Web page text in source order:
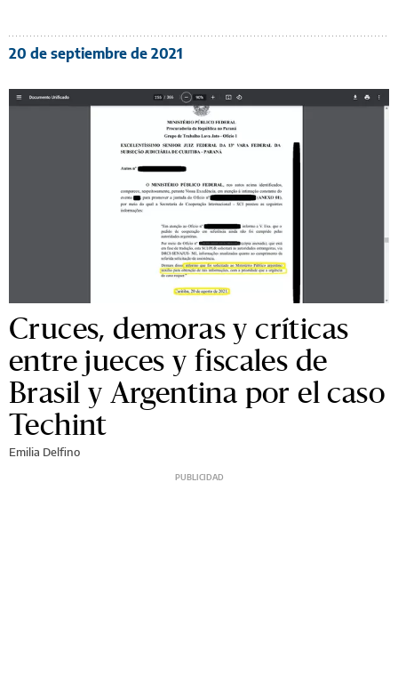
20 de septiembre de 2021
Cruces, demoras y críticas
entre jueces y fiscales de
Brasil y Argentina por el caso
Techint
Emilia Delfino